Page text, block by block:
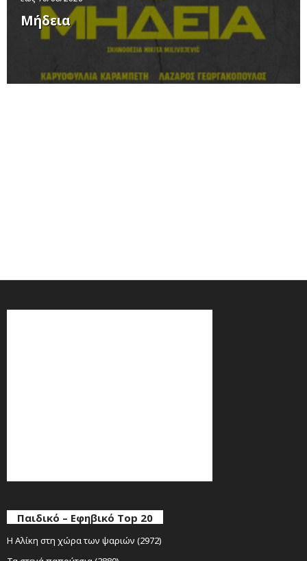
Μήδεια
Παιδικό – Εφηβικό Top 20
Η Αλίκη στη χώρα των ψαριών (2972)